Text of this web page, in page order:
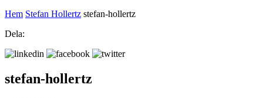
Hem Stefan Hollertz stefan-hollertz
Dela:
stefan-hollertz